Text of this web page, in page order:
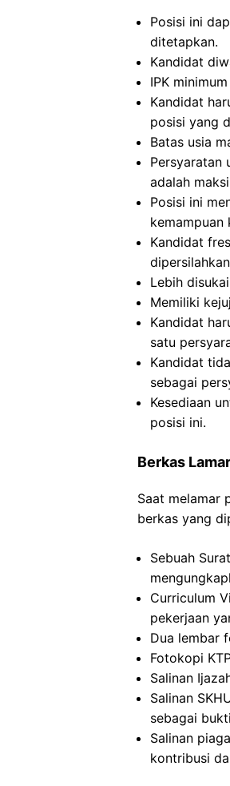
Posisi ini
ditetapkan.
Kandidat
IPK
Kandidat
posisi yang
Batas usia
Persyaratan
adalah
Posisi ini
kemampuan
Kandidat
Lebih
Memiliki
Kandidat
satu
Kandidat
sebagai
Kesediaan
posisi ini.
Berkas
Saat melamar
berkas yang
Sebuah
Curriculum
pekerjaan
Dua lembar
Fotokopi
Salinan
Salinan
sebagai
Salinan
kontribusi